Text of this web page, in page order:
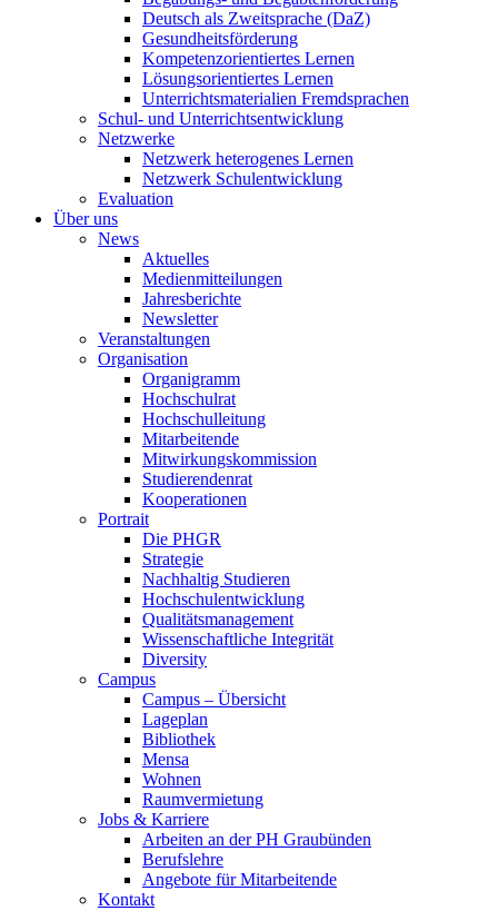
Deutsch als Zweitsprache (DaZ)
Gesundheitsförderung
Kompetenzorientiertes Lernen
Lösungsorientiertes Lernen
Unterrichtsmaterialien Fremdsprachen
Schul- und Unterrichtsentwicklung
Netzwerke
Netzwerk heterogenes Lernen
Netzwerk Schulentwicklung
Evaluation
Über uns
News
Aktuelles
Medienmitteilungen
Jahresberichte
Newsletter
Veranstaltungen
Organisation
Organigramm
Hochschulrat
Hochschulleitung
Mitarbeitende
Mitwirkungskommission
Studierendenrat
Kooperationen
Portrait
Die PHGR
Strategie
Nachhaltig Studieren
Hochschulentwicklung
Qualitätsmanagement
Wissenschaftliche Integrität
Diversity
Campus
Campus – Übersicht
Lageplan
Bibliothek
Mensa
Wohnen
Raumvermietung
Jobs & Karriere
Arbeiten an der PH Graubünden
Berufslehre
Angebote für Mitarbeitende
Kontakt